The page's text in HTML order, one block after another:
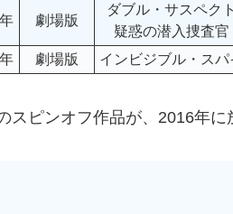
劇場版
ダブル・サスペクト
疑惑の潜入捜査官
劇場版 インビジブル・スパ
スピンオフ作品が、2016年に